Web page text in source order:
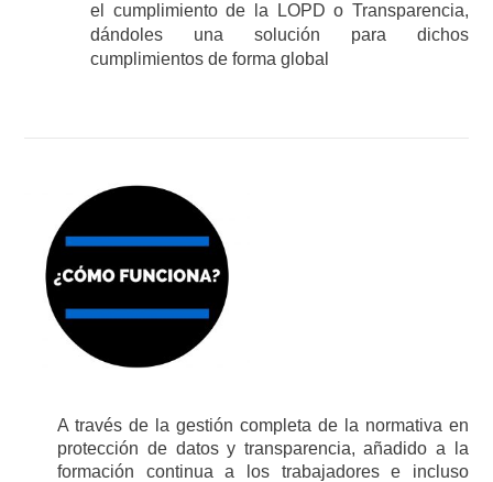
el cumplimiento de la LOPD o Transparencia,
dándoles una solución para dichos
cumplimientos de forma global
A través de la gestión completa de la normativa en
protección de datos y transparencia, añadido a la
formación continua a los trabajadores e incluso